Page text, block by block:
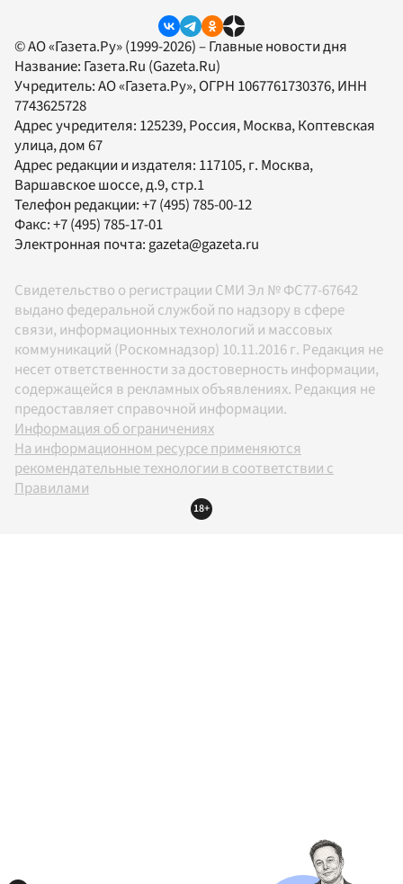
© АО «Газета.Ру» (1999-2026) – Главные новости дня
Название: Газета.Ru (Gazeta.Ru)
Учредитель:АО «Газета.Ру», ОГРН 1067761730376, ИНН
7743625728
Адрес учредителя: 125239, Россия, Москва, Коптевская
улица, дом 67
Адрес редакции и издателя: 117105, г. Москва,
Варшавское шоссе, д.9, стр.1
Телефон редакции:+7 (495) 785-00-12
Факс:+7 (495) 785-17-01
Электронная почта:gazeta@gazeta.ru
Свидетельство о регистрации СМИ Эл № ФС77-67642
выдано федеральной службой по надзору в сфере
связи, информационных технологий и массовых
коммуникаций (Роскомнадзор) 10.11.2016 г. Редакция не
несет ответственности за достоверность информации,
содержащейся в рекламных объявлениях. Редакция не
предоставляет справочной информации.
Информация об ограничениях
На информационном ресурсе применяются
рекомендательные технологии в соответствии с
Правилами
18+